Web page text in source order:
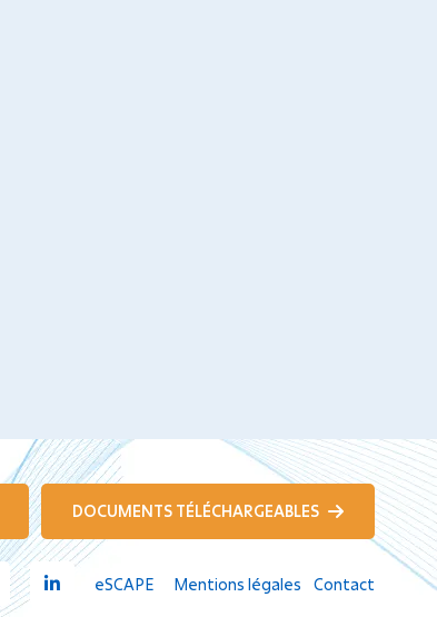
DOCUMENTS TÉLÉCHARGEABLES
Linkedin
eSCAPE Mentions légales Contact